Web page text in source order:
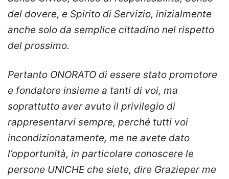
del dovere, e Spirito di Servizio, inizialmente
anche solo da semplice cittadino nel rispetto
del prossimo.
Pertanto ONORATO di essere stato promotore
e fondatore insieme a tanti di voi, ma
soprattutto aver avuto il privilegio di
rappresentarvi sempre, perché tutti voi
incondizionatamente, me ne avete dato
l’opportunità, in particolare conoscere le
persone UNICHE che siete, dire Grazieper me